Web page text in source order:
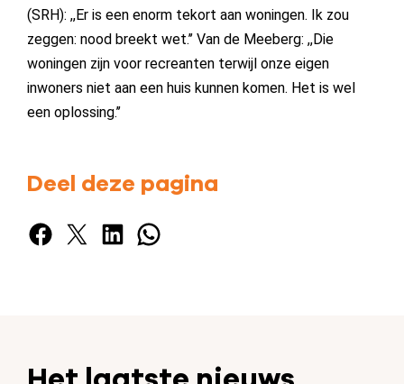
(SRH): ,,Er is een enorm tekort aan woningen. Ik zou
zeggen: nood breekt wet.’’ Van de Meeberg: ,,Die
woningen zijn voor recreanten terwijl onze eigen
inwoners niet aan een huis kunnen komen. Het is wel
een oplossing.’’
Deel deze pagina
Facebook X LinkedIn WhatsApp